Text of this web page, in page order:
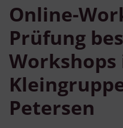
Online-
Prüfung
Workshops
Petersen